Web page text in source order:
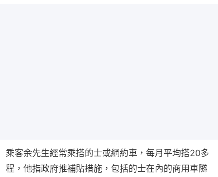
乘客余先生經常乘搭的士或網約車，每月平均搭20多
程，他指政府推補貼措施，包括的士在內的商用車隧